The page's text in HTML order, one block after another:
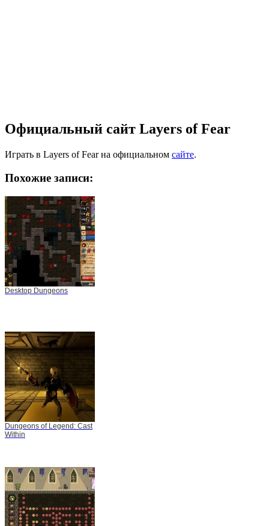
Официальный сайт Layers of Fear
Играть в Layers of Fear на официальном сайте.
Похожие записи:
Desktop Dungeons
Dungeons of Legend: Cast
Within